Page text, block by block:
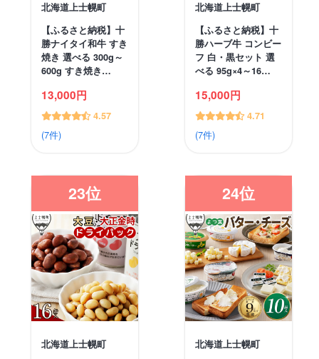
北海道上士幌町
【ふるさと納税】十
勝ナイタイ和牛 すき
焼き 選べる 300g～
600g すき焼き…
13,000円
4.57
(7件)
北海道上士幌町
【ふるさと納税】十
勝ハーブ牛 コンビー
フ 白・黒セット 選
べる 95g×4～16…
15,000円
4.71
(7件)
23位
北海道上士幌町
24位
北海道上士幌町